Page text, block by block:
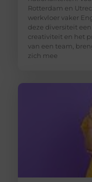
Rotterdam en
werkvloer vaker
deze diversiteit
creativiteit en het
van een team,
zich mee